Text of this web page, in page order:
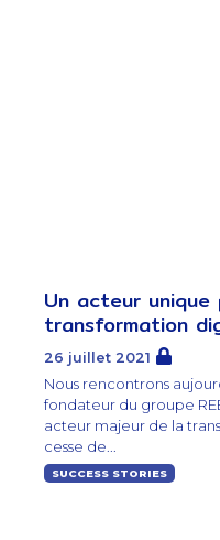
Un acteur unique
transformation
26 juillet 2021
Nous rencontrons
fondateur du groupe
acteur majeur de la
cesse de...
SUCCESS STORIES